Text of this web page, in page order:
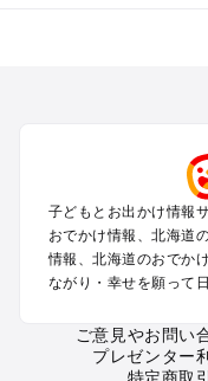
函館・湯の川温泉・大
帯広・十勝・サホロ・
千歳・石狩・空知・美
小樽・積丹・キロロの
富良野・美瑛・トマム
知床・ウトロ・羅臼・
釧路・阿寒・屈斜路・
子どもとお出かけ情報
おでかけ情報、北海道
情報、北海道のおでか
ながり・幸せを願って
ご意見やお問い
プレゼンター